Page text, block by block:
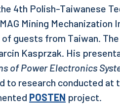
4th Polish-Taiwanese
Mining
guests from Taiwan.
Kasprzak. His
of Power Electronics
to research conducted at
POSTEN project.